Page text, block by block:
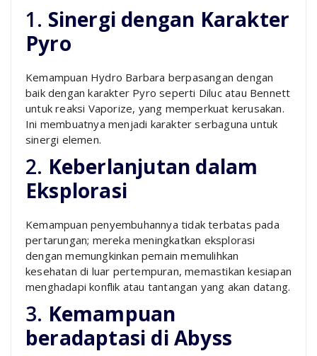
1. Sinergi dengan Karakter
Pyro
Kemampuan Hydro Barbara berpasangan dengan
baik dengan karakter Pyro seperti Diluc atau Bennett
untuk reaksi Vaporize, yang memperkuat kerusakan.
Ini membuatnya menjadi karakter serbaguna untuk
sinergi elemen.
2. Keberlanjutan dalam
Eksplorasi
Kemampuan penyembuhannya tidak terbatas pada
pertarungan; mereka meningkatkan eksplorasi
dengan memungkinkan pemain memulihkan
kesehatan di luar pertempuran, memastikan kesiapan
menghadapi konflik atau tantangan yang akan datang.
3. Kemampuan
beradaptasi di Abyss